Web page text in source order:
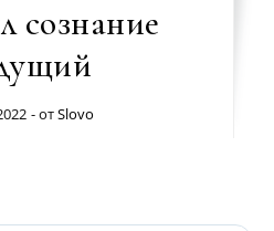
сознание
- отSlovo